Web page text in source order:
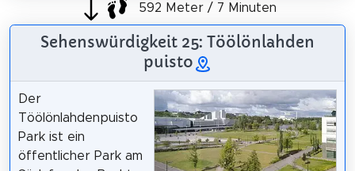
592 Meter / 7 Minuten
Sehenswürdigkeit 25: Töölönlahden
puisto
Der
Töölönlahdenpuisto
Park ist ein
öffentlicher Park am